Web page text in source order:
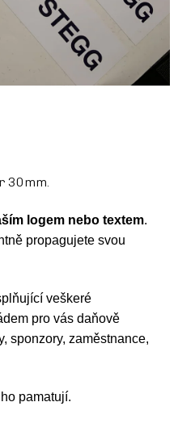
logem nebo textem.
propagujete svou
veškeré
pro vás daňově
sponzory, zaměstnance,
pamatují.